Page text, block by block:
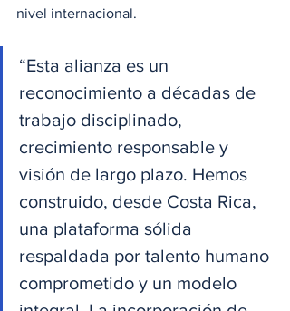
nivel internacional.
“Esta alianza es un
reconocimiento a décadas de
trabajo disciplinado,
crecimiento responsable y
visión de largo plazo. Hemos
construido, desde Costa Rica,
una plataforma sólida
respaldada por talento humano
comprometido y un modelo